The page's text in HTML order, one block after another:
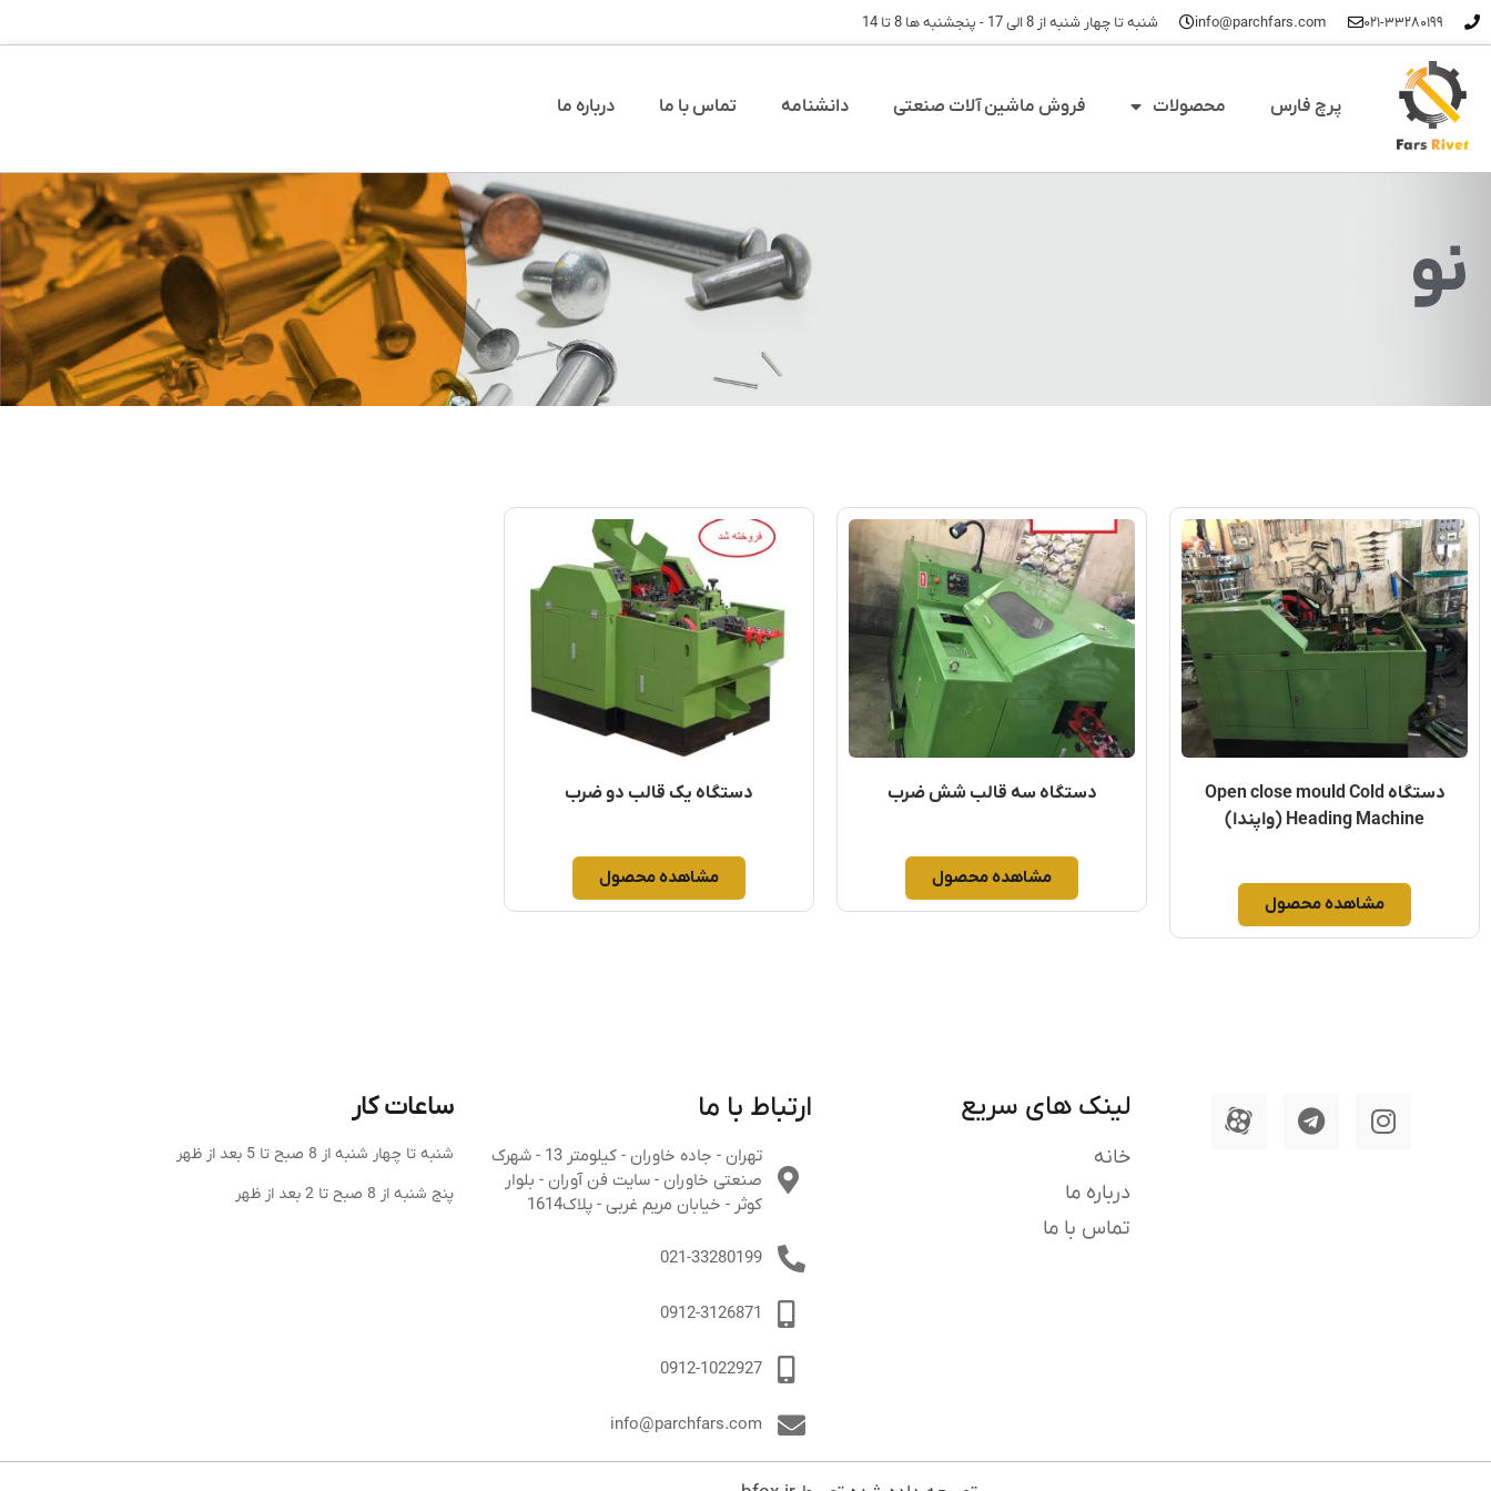
۰۲۱-۳۳۲۸۰۱۹۹ info@parchfars.com شنبه تا چهار شنبه از 8 الی 17 - پنجشنبه ها 8 تا 14
پرچ فارس محصولات فروش ماشین آلات صنعتی دانشنامه تماس با ما درباره ما
نو
دستگاه Open close mould Cold
Heading Machine (واپندا)
مشاهده محصول
دستگاه سه قالب شش ضرب
مشاهده محصول
دستگاه یک قالب دو ضرب
مشاهده محصول
لینک های سریع
خانه
درباره ما
تماس با ما
ارتباط با ما
تهران - جاده خاوران - کیلومتر 13 - شهرک
صنعتی خاوران - سایت فن آوران - بلوار
کوثر - خیابان مریم غربی - پلاک1614
021-33280199
0912-3126871
0912-1022927
info@parchfars.com
ساعات کار
شنبه تا چهار شنبه از 8 صبح تا 5 بعد از ظهر
پنج شنبه از 8 صبح تا 2 بعد از ظهر